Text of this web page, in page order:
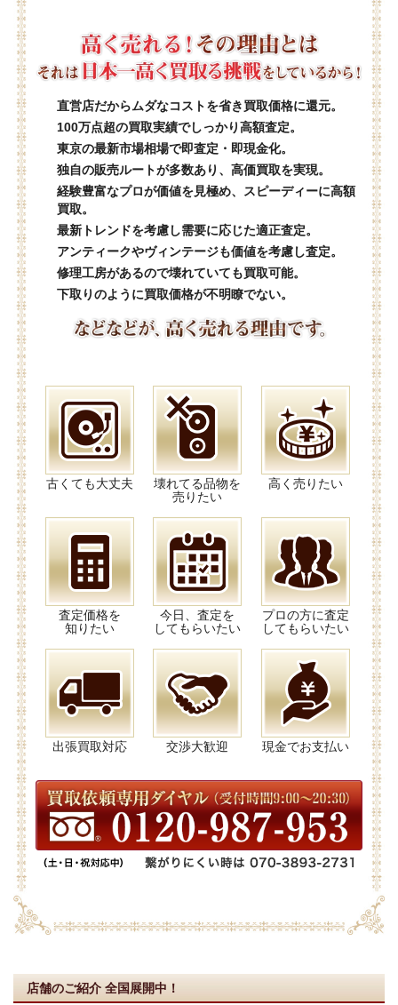
直営店だからムダなコストを省き買取価格に還元。
100万点超の買取実績でしっかり高額査定。
東京の最新市場相場で即査定・即現金化。
独自の販売ルートが多数あり、高価買取を実現。
経験豊富なプロが価値を見極め、スピーディーに高額
買取。
最新トレンドを考慮し需要に応じた適正査定。
アンティークやヴィンテージも価値を考慮し査定。
修理工房があるので壊れていても買取可能。
下取りのように買取価格が不明瞭でない。
古くても大丈夫
壊れてる品物を
売りたい
高く売りたい
査定価格を
知りたい
今日、査定を
してもらいたい
プロの方に査定
してもらいたい
出張買取対応 交渉大歓迎 現金でお支払い
店舗のご紹介 全国展開中！